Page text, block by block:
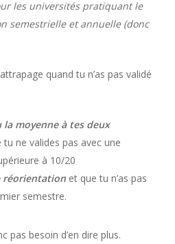
les universités pratiquant le
semestrielle et annuelle (donc
quand tu n’as pas validé
la moyenne à tes deux
tu ne valides pas avec une
à 10/20
réorientationet que tu n’as pas
semestre.
pas besoin d’en dire plus.